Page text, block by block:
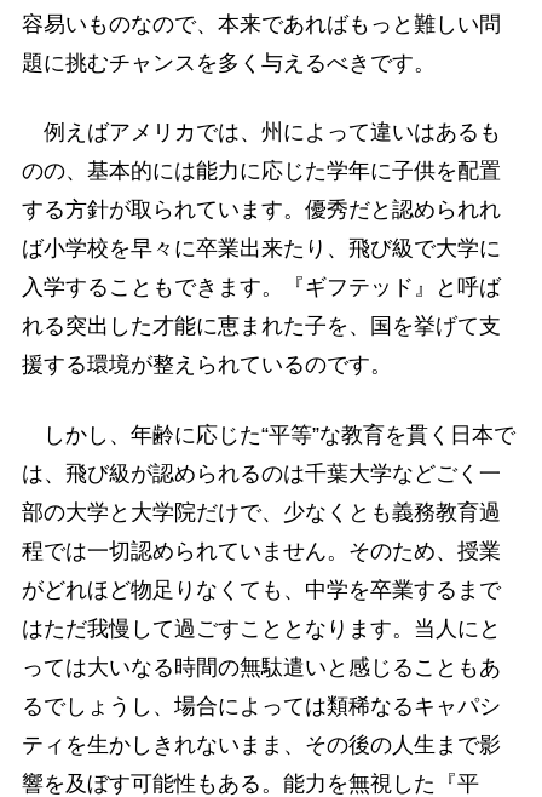
容易いものなので、本来であればもっと難しい問
題に挑むチャンスを多く与えるべきです。
例えばアメリカでは、州によって違いはあるも
のの、基本的には能力に応じた学年に子供を配置
する方針が取られています。優秀だと認められれ
ば小学校を早々に卒業出来たり、飛び級で大学に
入学することもできます。『ギフテッド』と呼ば
れる突出した才能に恵まれた子を、国を挙げて支
援する環境が整えられているのです。
しかし、年齢に応じた“平等”な教育を貫く日本で
は、飛び級が認められるのは千葉大学などごく一
部の大学と大学院だけで、少なくとも義務教育過
程では一切認められていません。そのため、授業
がどれほど物足りなくても、中学を卒業するまで
はただ我慢して過ごすこととなります。当人にと
っては大いなる時間の無駄遣いと感じることもあ
るでしょうし、場合によっては類稀なるキャパシ
ティを生かしきれないまま、その後の人生まで影
響を及ぼす可能性もある。能力を無視した『平